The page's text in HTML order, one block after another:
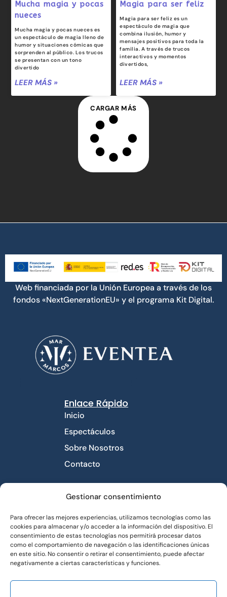
Gestionar consentimiento
Para ofrecer las mejores experiencias, utilizamos tecnologías como las
cookies para almacenar y/o acceder a la información del dispositivo. El
consentimiento de estas tecnologías nos permitirá procesar datos
como el comportamiento de navegación o las identificaciones únicas
en este sitio. No consentir o retirar el consentimiento, puede afectar
negativamente a ciertas características y funciones.
Mucha magia y pocas
nueces
Mucha magia y pocas nueces es
un espectáculo de magia lleno de
humor y situaciones cómicas que
sorprenden al público. Los trucos
se presentan con un tono
divertido
LEER MÁS »
Magia para ser feliz
Magia para ser feliz es un
espectáculo de magia que
combina ilusión, humor y
mensajes positivos para toda la
familia. A través de trucos
interactivos y momentos
divertidos,
LEER MÁS »
CARGAR MÁS
Web financiada por la Unión Europea a través de los
fondos «NextGenerationEU» y el programa Kit Digital.
Enlace Rápido
Inicio
Espectáculos
Sobre Nosotros
Contacto
10 piso 1°. 03660
Novelda
impro.distri@gmail.com
689 726 831